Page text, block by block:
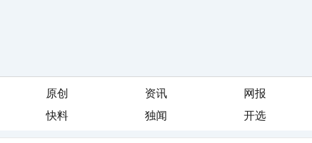
原创 资讯
网报
快料 独闻 开选